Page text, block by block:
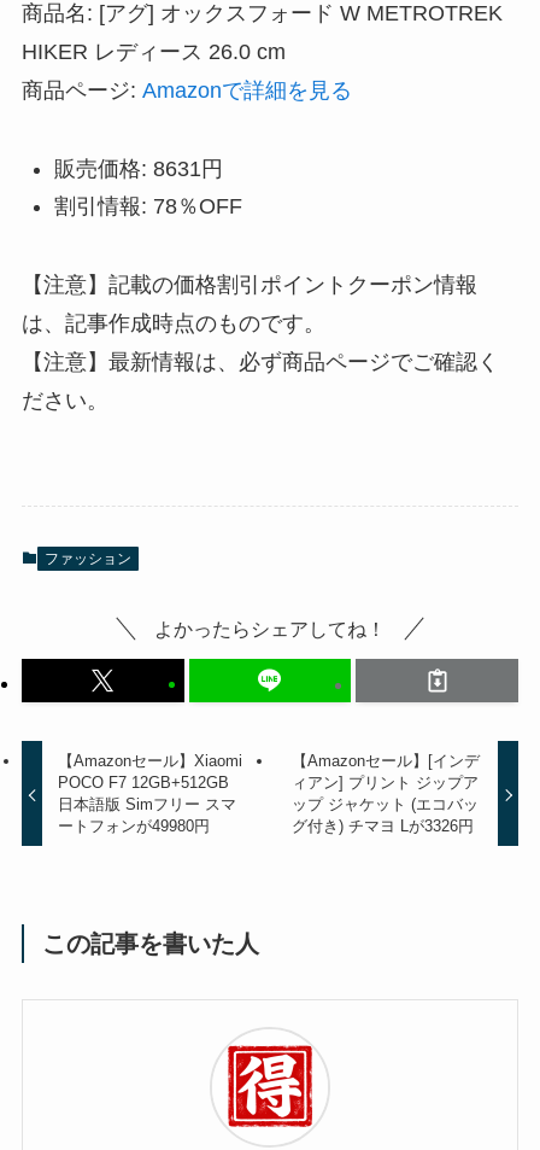
商品名: [アグ] オックスフォード W METROTREK
HIKER レディース 26.0 cm
商品ページ: Amazonで詳細を見る
販売価格: 8631円
割引情報: 78％OFF
【注意】記載の価格割引ポイントクーポン情報
は、記事作成時点のものです。
【注意】最新情報は、必ず商品ページでご確認く
ださい。
ファッション
よかったらシェアしてね！
【Amazonセール】Xiaomi
POCO F7 12GB+512GB
日本語版 Simフリー スマ
ートフォンが49980円
【Amazonセール】[インデ
ィアン] プリント ジップア
ップ ジャケット (エコバッ
グ付き) チマヨ Lが3326円
この記事を書いた人